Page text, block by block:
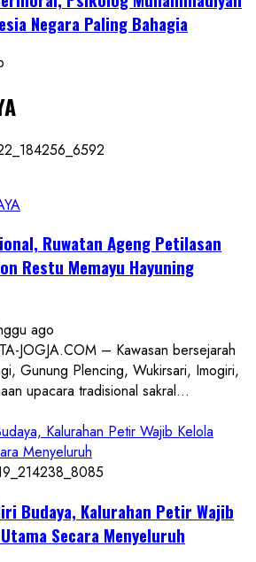
Negara Paling Bahagia
Ruwatan Ageng Petilasan
Restu Memayu Hayuning
ago
JOGJA.COM – Kawasan bersejarah
Gunung Plencing, Wukirsari, Imogiri,
upacara tradisional sakral...
Kalurahan Petir Wajib Kelola
Menyeluruh
Budaya, Kalurahan Petir Wajib
Secara Menyeluruh